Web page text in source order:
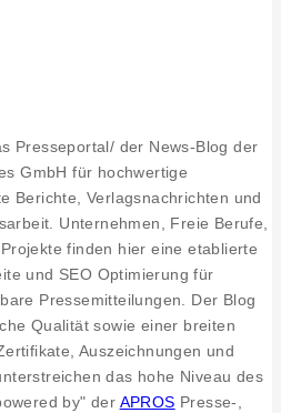
Presseportal/ der News-Blog der
GmbH für hochwertige
Berichte, Verlagsnachrichten und
Unternehmen, Freie Berufe,
finden hier eine etablierte
und SEO Optimierung für
Pressemitteilungen. Der Blog
Qualität sowie einer breiten
Auszeichnungen und
das hohe Niveau des
by" der APROS Presse-,